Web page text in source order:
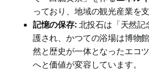
っており、地域の観光産業を
記憶の保存: 北投石は「天然記
護され、かつての浴場は博物
然と歴史が一体となったエコ
へと価値が変容しています。